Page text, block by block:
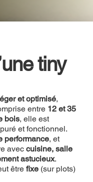
tiny
et optimisé,
entre 12 et 35
bois, elle est
et fonctionnel.
performance, et
avec cuisine, salle
astucieux.
être fixe(sur plots)